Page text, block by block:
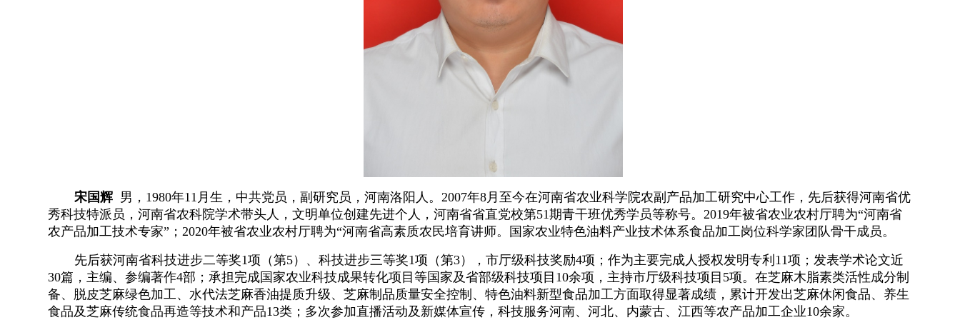
宋国辉 男，1980年11月生，中共党员，副研究员，河南洛阳人。2007年8月至今在河南省农业科学院农副产品加工研究中心工作，先后获得河南省优
秀科技特派员，河南省农科院学术带头人，文明单位创建先进个人，河南省省直党校第51期青干班优秀学员等称号。2019年被省农业农村厅聘为“河南省
农产品加工技术专家”；2020年被省农业农村厅聘为“河南省高素质农民培育讲师。国家农业特色油料产业技术体系食品加工岗位科学家团队骨干成员。
先后获河南省科技进步二等奖1项（第5）、科技进步三等奖1项（第3），市厅级科技奖励4项；作为主要完成人授权发明专利11项；发表学术论文近
30篇，主编、参编著作4部；承担完成国家农业科技成果转化项目等国家及省部级科技项目10余项，主持市厅级科技项目5项。在芝麻木脂素类活性成分制
备、脱皮芝麻绿色加工、水代法芝麻香油提质升级、芝麻制品质量安全控制、特色油料新型食品加工方面取得显著成绩，累计开发出芝麻休闲食品、养生
食品及芝麻传统食品再造等技术和产品13类；多次参加直播活动及新媒体宣传，科技服务河南、河北、内蒙古、江西等农产品加工企业10余家。